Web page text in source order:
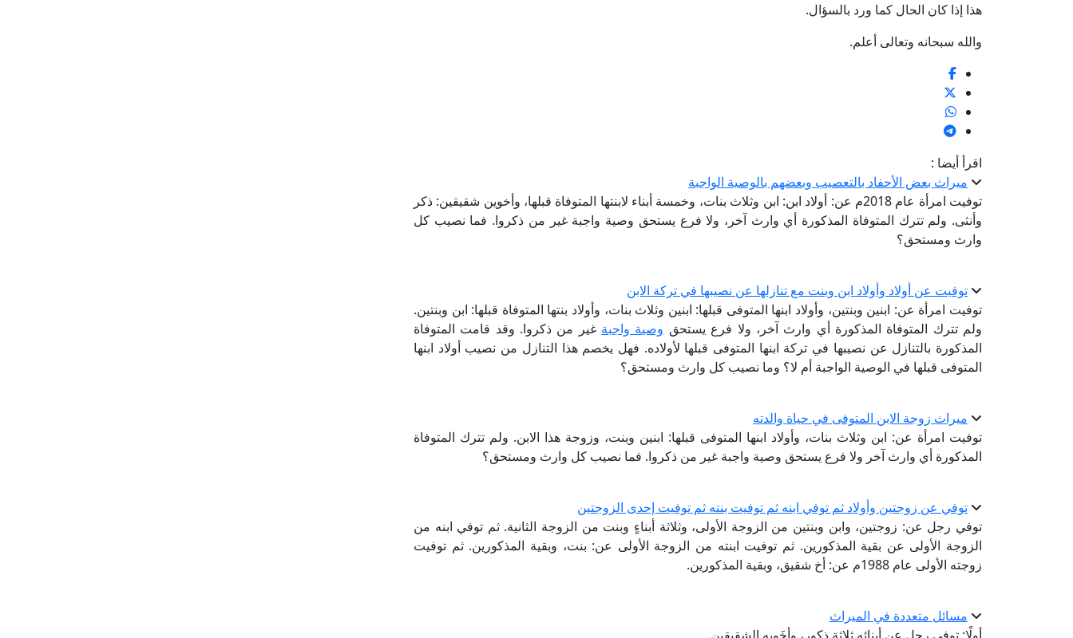
هذا إذا كان الحال كما ورد بالسؤال.
والله سبحانه وتعالى أعلم.
اقرأ أيضا :
ميراث بعض الأحفاد بالتعصيب وبعضهم بالوصية الواجبة
توفيت امرأة عام 2018م عن: أولاد ابن: ابن وثلاث بنات، وخمسة أبناء لابنتها المتوفاة قبلها، وأخوين شقيقين: ذكر
وأنثى. ولم تترك المتوفاة المذكورة أي وارث آخر، ولا فرع يستحق وصية واجبة غير من ذكروا. فما نصيب كل
وارث ومستحق؟
توفيت عن أولاد وأولاد ابن وبنت مع تنازلها عن نصيبها في تركة الابن
توفيت امرأة عن: ابنين وبنتين، وأولاد ابنها المتوفى قبلها: ابنين وثلاث بنات، وأولاد بنتها المتوفاة قبلها: ابن وبنتين.
ولم تترك المتوفاة المذكورة أي وارث آخر، ولا فرع يستحق وصية واجبة غير من ذكروا. وقد قامت المتوفاة
المذكورة بالتنازل عن نصيبها في تركة ابنها المتوفى قبلها لأولاده. فهل يخصم هذا التنازل من نصيب أولاد ابنها
المتوفى قبلها في الوصية الواجبة أم لا؟ وما نصيب كل وارث ومستحق؟
ميراث زوجة الابن المتوفى في حياة والدته
توفيت امرأة عن: ابن وثلاث بنات، وأولاد ابنها المتوفى قبلها: ابنين وبنت، وزوجة هذا الابن. ولم تترك المتوفاة
المذكورة أي وارث آخر ولا فرع يستحق وصية واجبة غير من ذكروا. فما نصيب كل وارث ومستحق؟
توفي عن زوجتين وأولاد ثم توفي ابنه ثم توفيت بنته ثم توفيت إحدى الزوجتين
توفي رجل عن: زوجتين، وابن وبنتين من الزوجة الأولى، وثلاثة أبناءٍ وبنت من الزوجة الثانية. ثم توفي ابنه من
الزوجة الأولى عن بقية المذكورين. ثم توفيت ابنته من الزوجة الأولى عن: بنت، وبقية المذكورين. ثم توفيت
زوجته الأولى عام 1988م عن: أخ شقيق، وبقية المذكورين.
مسائل متعددة في الميراث